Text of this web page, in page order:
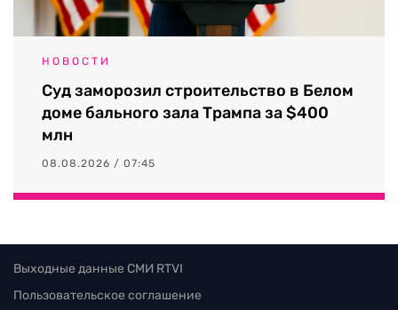
НОВОСТИ
Суд заморозил строительство в Белом
доме бального зала Трампа за $400
млн
08.08.2026 / 07:45
Выходные данные СМИ RTVI
Пользовательское соглашение